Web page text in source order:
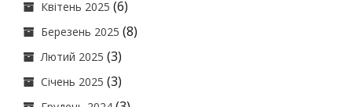
Квітень 2025 (6)
Березень 2025 (8)
Лютий 2025 (3)
Січень 2025 (3)